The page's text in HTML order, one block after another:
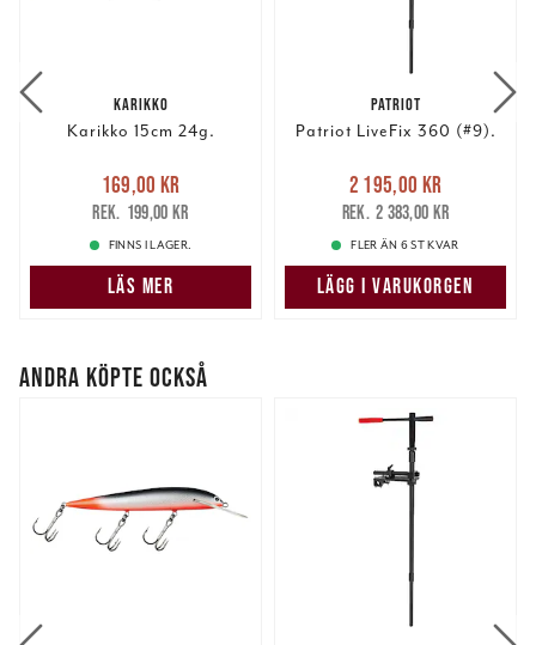
KARIKKO
Karikko 15cm 24g.
Nuvarande pris
169,00 krTidigare pris
199,00 kr
169,00 kr
199,00 kr
FINNS I LAGER.
LÄS MER
PATRIOT
Patriot LiveFix 360 (#9).
Nuvarande pris
2 195,00 krTidigare pris
2 383,00 kr
2 195,00 kr
2 383,00 kr
FLER ÄN 6 ST KVAR
LÄGG I VARUKORGEN
ANDRA KÖPTE OCKSÅ